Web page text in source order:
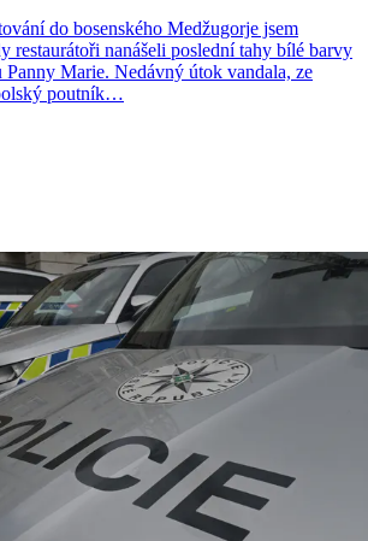
do bosenského Medžugorje jsem
restaurátoři nanášeli poslední tahy bílé barvy
Panny Marie. Nedávný útok vandala, ze
poutník…